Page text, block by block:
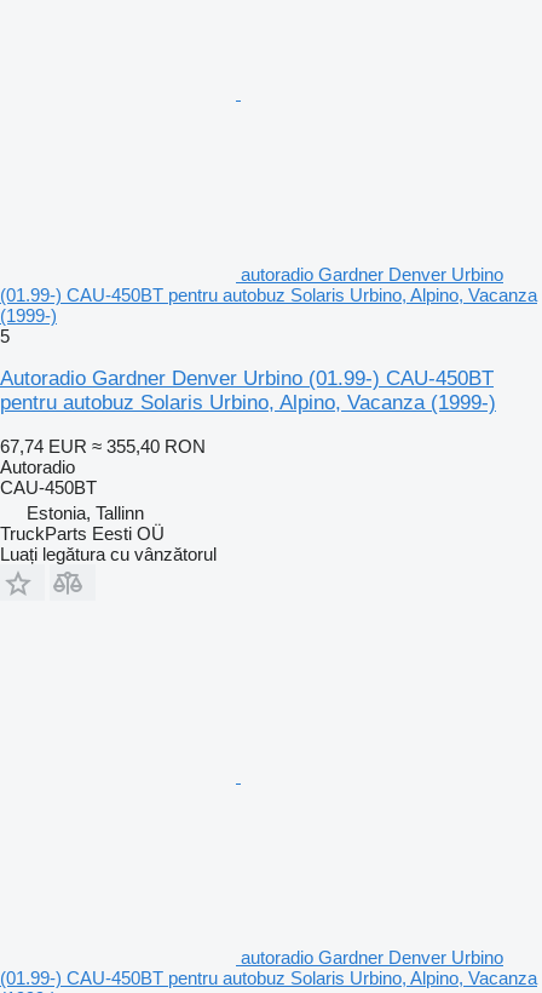
autoradio Gardner Denver Urbino
(01.99-) CAU-450BT pentru autobuz Solaris Urbino, Alpino, Vacanza
(1999-)
5
Autoradio Gardner Denver Urbino (01.99-) CAU-450BT
pentru autobuz Solaris Urbino, Alpino, Vacanza (1999-)
67,74 EUR ≈ 355,40 RON
Autoradio
CAU-450BT
Estonia, Tallinn
TruckParts Eesti OÜ
Luați legătura cu vânzătorul
autoradio Gardner Denver Urbino
(01.99-) CAU-450BT pentru autobuz Solaris Urbino, Alpino, Vacanza